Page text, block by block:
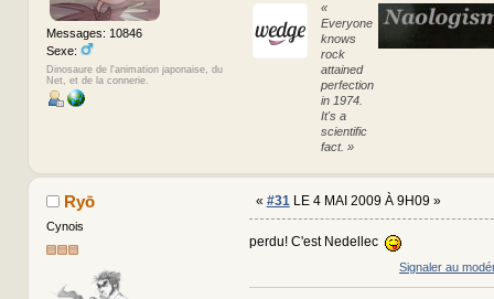
Messages: 10846
Sexe:
Dinosaure de l'animation japonaise, du
Net, et de la connerie.
«
Everyone
knows
rock
attained
perfection
in 1974.
It's a
scientific
fact. »
Ryō
Cynois
« #31LE 4 MAI 2009 À 9H09 »
perdu! C'est Nedellec
Signaler au